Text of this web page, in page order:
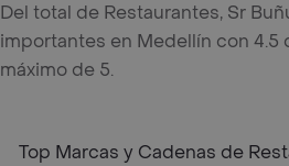
Del total de Restaurantes, Sr
importantes en Medellín con 4.5
máximo de 5.
Top Marcas y Cadenas de